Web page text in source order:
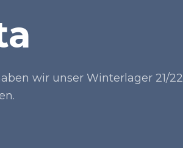
wir unser Winterlager 21/22